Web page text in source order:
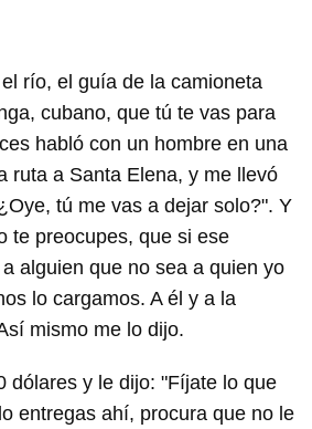
río, el guía de la camioneta
cubano, que tú te vas para
habló con un hombre en una
ruta a Santa Elena, y me llevó
tú me vas a dejar solo?". Y
te preocupes, que si ese
alguien que no sea a quien yo
lo cargamos. A él y a la
mismo me lo dijo.
dólares y le dijo: "Fíjate lo que
entregas ahí, procura que no le